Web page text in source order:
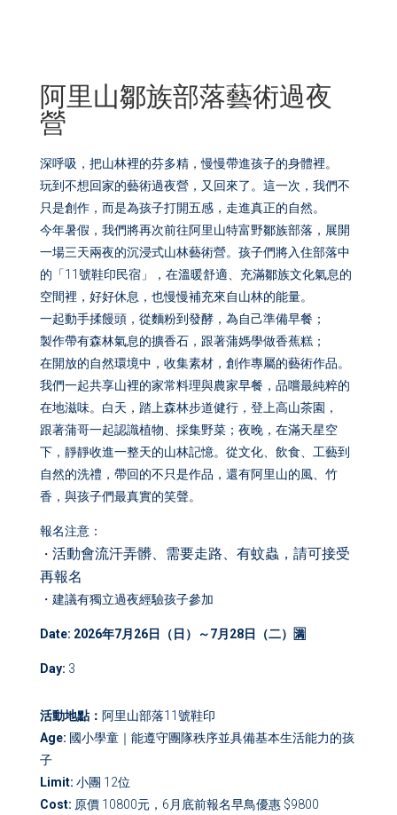
阿里山鄒族部落藝術過夜
營
深呼吸，把山林裡的芬多精，慢慢帶進孩子的身體裡。
玩到不想回家的藝術過夜營，又回來了。這一次，我們不
只是創作，而是為孩子打開五感，走進真正的自然。
今年暑假，我們將再次前往阿里山特富野鄒族部落，展開
一場三天兩夜的沉浸式山林藝術營。孩子們將入住部落中
的「11號鞋印民宿」，在溫暖舒適、充滿鄒族文化氣息的
空間裡，好好休息，也慢慢補充來自山林的能量。
一起動手揉饅頭，從麵粉到發酵，為自己準備早餐；
製作帶有森林氣息的擴香石，跟著蒲媽學做香蕉糕；
在開放的自然環境中，收集素材，創作專屬的藝術作品。
我們一起共享山裡的家常料理與農家早餐，品嚐最純粹的
在地滋味。白天，踏上森林步道健行，登上高山茶園，
跟著蒲哥一起認識植物、採集野菜；夜晚，在滿天星空
下，靜靜收進一整天的山林記憶。從文化、飲食、工藝到
自然的洗禮，帶回的不只是作品，還有阿里山的風、竹
香，與孩子們最真實的笑聲。
報名注意：
・ 活動會流汗弄髒、需要走路、有蚊蟲，請可接受
再報名
・建議有獨立過夜經驗孩子參加
Date: 2026年7月26日（日）～7月28日（二）🈵
Day: 3
活動地點： 阿里山部落11號鞋印
Age: 國小學童｜能遵守團隊秩序並具備基本生活能力的孩
子
Limit: 小團 12位
Cost: 原價 10800元，6月底前報名早鳥優惠 $9800